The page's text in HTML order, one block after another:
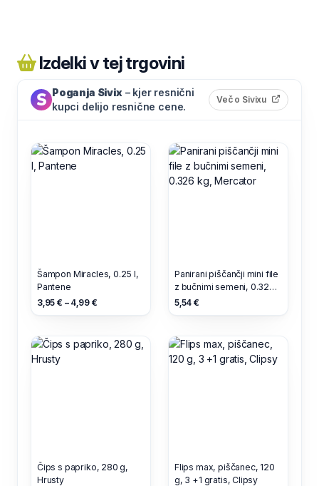
Izdelki v tej trgovini
Poganja Sivix – kjer resnični
kupci delijo resnične cene.
Več o Sivixu (odpre
Šampon Miracles, 0.25 l,
Pantene
3,95 € – 4,99 €
Panirani piščančji mini file
z bučnimi semeni, 0.326
kg, Mercator
5,54 €
Čips s papriko, 280 g,
Hrusty
Flips max, piščanec, 120
g, 3 +1 gratis, Clipsy